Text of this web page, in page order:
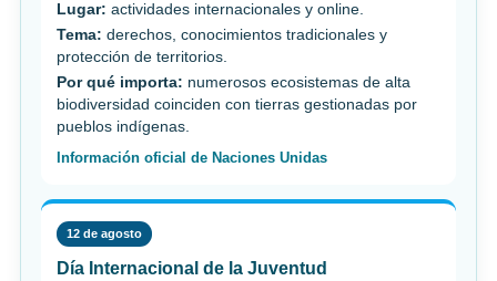
Lugar: actividades internacionales y online.
Tema: derechos, conocimientos tradicionales y
protección de territorios.
Por qué importa: numerosos ecosistemas de alta
biodiversidad coinciden con tierras gestionadas por
pueblos indígenas.
Información oficial de Naciones Unidas
12 de agosto
Día Internacional de la Juventud